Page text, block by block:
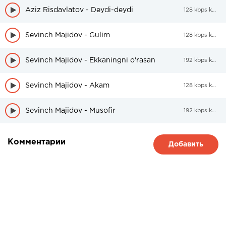
Aziz Risdavlatov - Deydi-deydi 128 kbps kbps
Sevinch Majidov - Gulim 128 kbps kbps
Sevinch Majidov - Ekkaningni o'rasan 192 kbps kbps
Sevinch Majidov - Akam 128 kbps kbps
Sevinch Majidov - Musofir 192 kbps kbps
Комментарии Добавить